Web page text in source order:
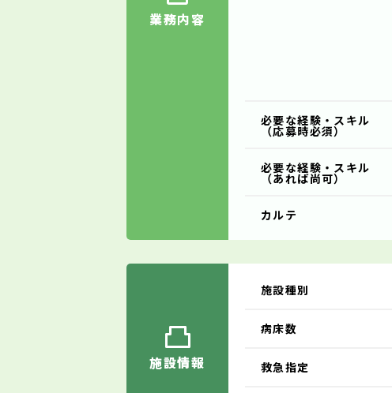
業務内容
必要な経験・スキル
（応募時必須）
必要な経験・スキル
（あれば尚可）
カルテ
施設情報
施設種別
病床数
救急指定